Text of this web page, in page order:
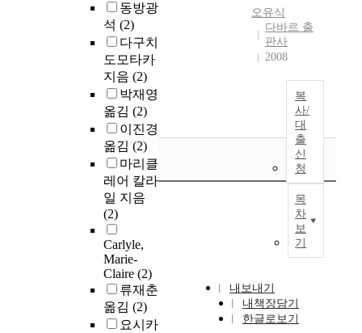
동방광
석 (2)
다구치
도모타카
지음 (2)
박재영
옮김 (2)
이진경
옮김 (2)
마리클
레어 칼라
일 지음
(2)
Carlyle,
Marie-
Claire (2)
류재춘
옮김 (2)
요시카
오유식
다바르 출
판사
2008
복
사/
대
출
신
청
목
차
보
기
내보내기
내책장담기
한글로보기